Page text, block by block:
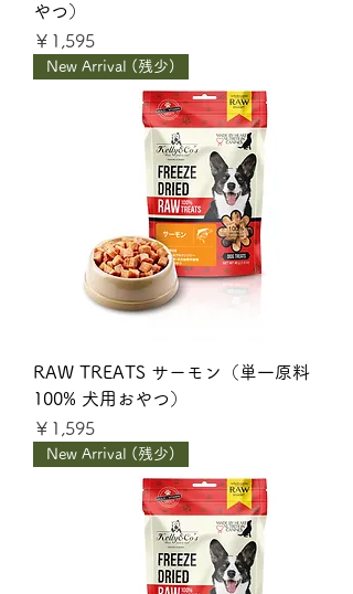
やつ）
価格
￥1,595
New Arrival (残少)
RAW TREATS サーモン（単一原料
100% 犬用おやつ）
価格
￥1,595
New Arrival (残少)